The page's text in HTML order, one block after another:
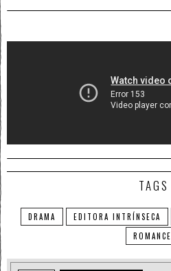
TAGS
DRAMA EDITORA INTRÍNSECA
ROMANCE